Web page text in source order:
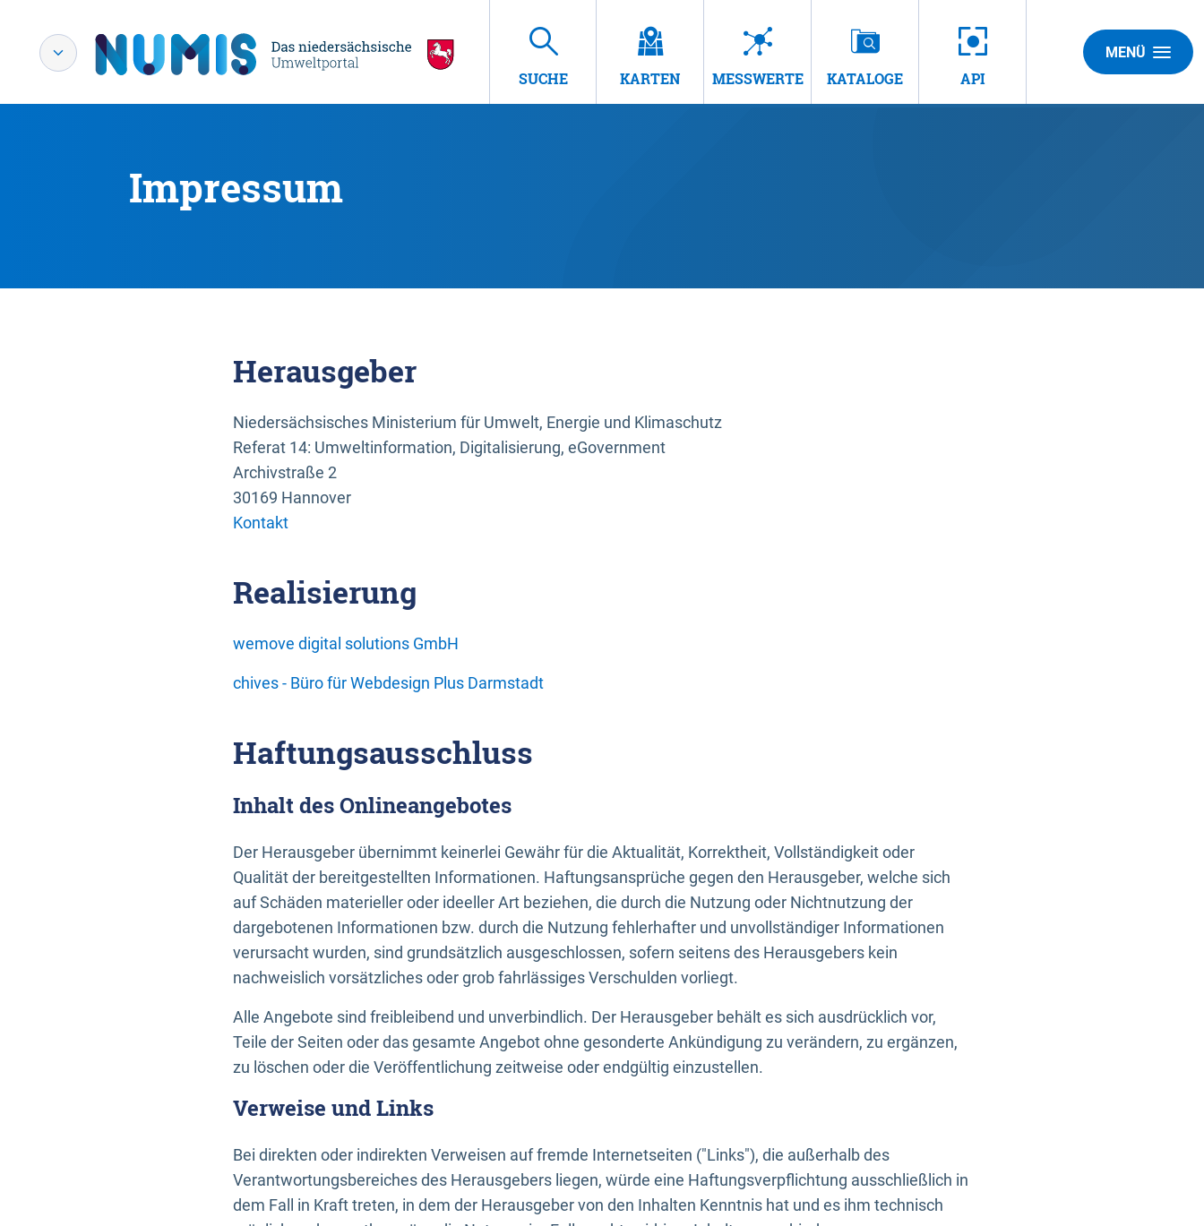
SUCHE KARTEN MESSWERTE KATALOGE API
MENÜ
Impressum
Herausgeber
Niedersächsisches Ministerium für Umwelt, Energie und Klimaschutz
Referat 14: Umweltinformation, Digitalisierung, eGovernment
Archivstraße 2
30169 Hannover
Kontakt
Realisierung
wemove digital solutions GmbH
chives - Büro für Webdesign Plus Darmstadt
Haftungsausschluss
Inhalt des Onlineangebotes
Der Herausgeber übernimmt keinerlei Gewähr für die Aktualität, Korrektheit, Vollständigkeit oder
Qualität der bereitgestellten Informationen. Haftungsansprüche gegen den Herausgeber, welche sich
auf Schäden materieller oder ideeller Art beziehen, die durch die Nutzung oder Nichtnutzung der
dargebotenen Informationen bzw. durch die Nutzung fehlerhafter und unvollständiger Informationen
verursacht wurden, sind grundsätzlich ausgeschlossen, sofern seitens des Herausgebers kein
nachweislich vorsätzliches oder grob fahrlässiges Verschulden vorliegt.
Alle Angebote sind freibleibend und unverbindlich. Der Herausgeber behält es sich ausdrücklich vor,
Teile der Seiten oder das gesamte Angebot ohne gesonderte Ankündigung zu verändern, zu ergänzen,
zu löschen oder die Veröffentlichung zeitweise oder endgültig einzustellen.
Verweise und Links
Bei direkten oder indirekten Verweisen auf fremde Internetseiten ("Links"), die außerhalb des
Verantwortungsbereiches des Herausgebers liegen, würde eine Haftungsverpflichtung ausschließlich in
dem Fall in Kraft treten, in dem der Herausgeber von den Inhalten Kenntnis hat und es ihm technisch